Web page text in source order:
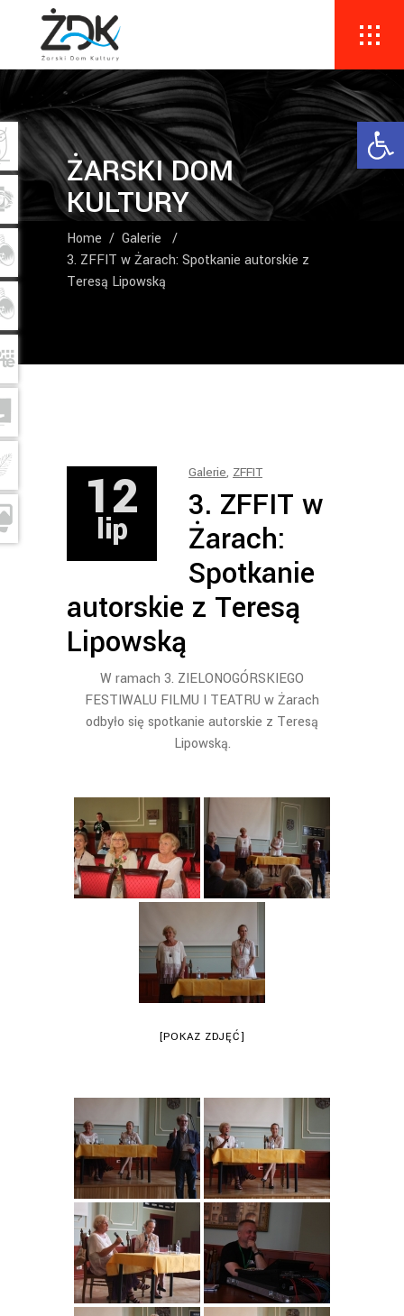
ŻARSKI DOM
KULTURY
Home / Galerie
/
3. ZFFIT w Żarach: Spotkanie autorskie z
Teresą Lipowską
12
lip
Galerie, ZFFIT
3. ZFFIT w
Żarach:
Spotkanie
autorskie z Teresą
Lipowską
W ramach 3. ZIELONOGÓRSKIEGO
FESTIWALU FILMU I TEATRU w Żarach
odbyło się spotkanie autorskie z Teresą
Lipowską.
[POKAZ ZDJĘĆ]